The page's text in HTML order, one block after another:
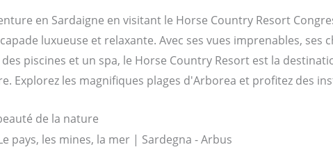
en Sardaigne en visitant le Horse Country Resort
luxueuse et relaxante. Avec ses vues imprenables, ses
piscines et un spa, le Horse Country Resort est la
Explorez les magnifiques plages d'Arborea et profitez des
de la nature